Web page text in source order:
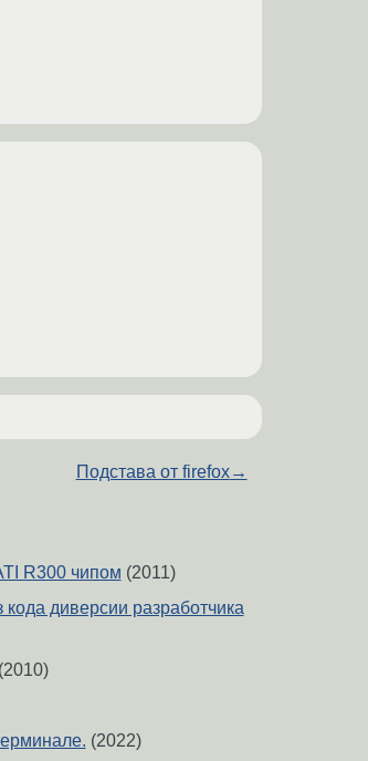
Подстава от firefox→
R300 чипом (2011)
кода диверсии разработчика
(2022)